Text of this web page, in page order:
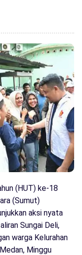
(HUT) ke-18
(Sumut)
aksi nyata
Sungai Deli,
warga Kelurahan
Minggu